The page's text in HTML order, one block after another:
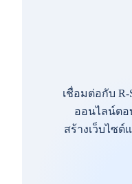
เชื่อมต่อกับ R-
ออนไลน์ตอ
สร้างเว็บไซต์